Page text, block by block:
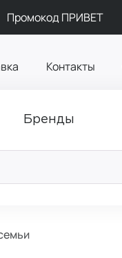
Промокод ПРИВЕТ
Контакты
Бренды